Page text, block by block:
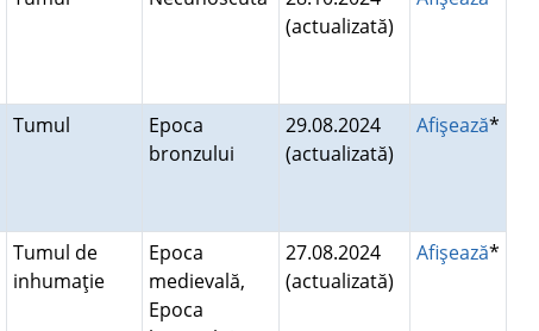
(actualizată)
Tumul
Epoca
bronzului
29.08.2024
(actualizată)
Afişează*
Tumul de
inhumaţie
Epoca
medievală,
Epoca
27.08.2024
(actualizată)
Afişează*